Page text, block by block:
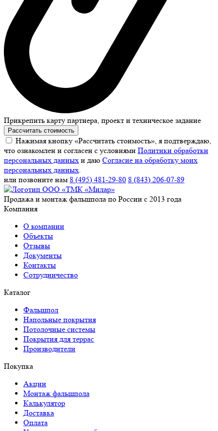
Прикрепить карту партнера, проект и техническое задание
Рассчитать стоимость
Нажимая кнопку «Рассчитать стоимость», я подтверждаю,
что ознакомлен и согласен с условиями Политики обработки
персональных данных и даю Согласие на обработку моих
персональных данных.
или позвоните нам 8 (495) 481-29-80 8 (843) 206-07-89
Продажа и монтаж фальшпола по России с 2013 года
Компания
О компании
Объекты
Отзывы
Документы
Контакты
Сотрудничество
Каталог
Фальшпол
Напольные покрытия
Потолочные системы
Покрытия для террас
Производители
Покупка
Акции
Монтаж фальшпола
Калькулятор
Доставка
Оплата